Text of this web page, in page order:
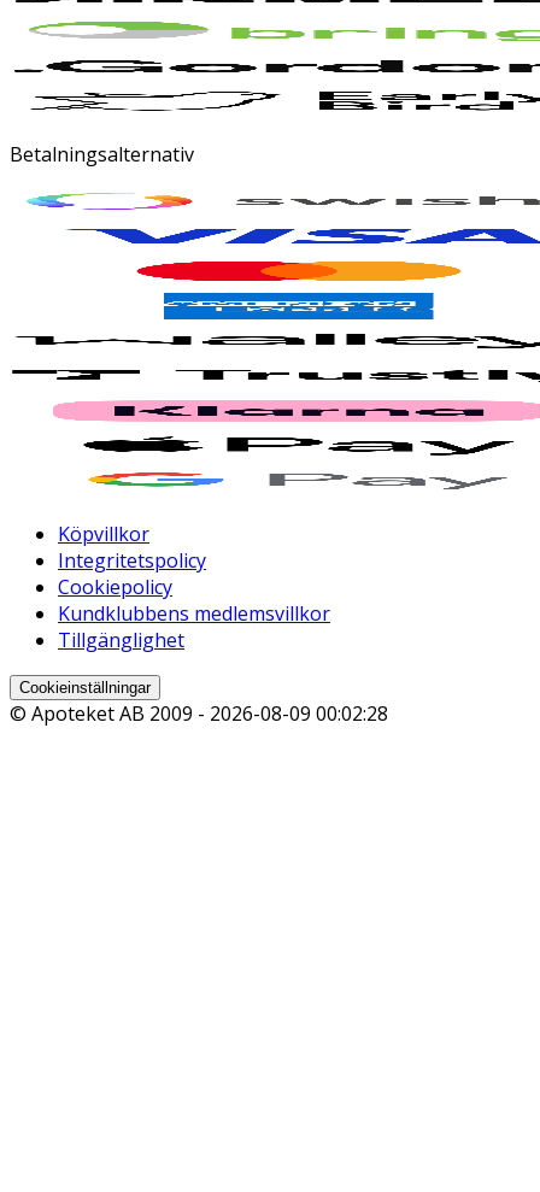
Betalningsalternativ
Köpvillkor
Integritetspolicy
Cookiepolicy
Kundklubbens medlemsvillkor
Tillgänglighet
Cookieinställningar
© Apoteket AB 2009 - 2026-08-09 00:02:28